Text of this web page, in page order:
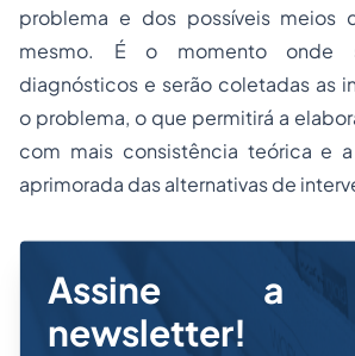
problema e dos possíveis meios
mesmo. É o momento onde
diagnósticos e serão coletadas as
o problema, o que permitirá a
com mais consistência teórica e
aprimorada das alternativas de
Assine a
newsletter!